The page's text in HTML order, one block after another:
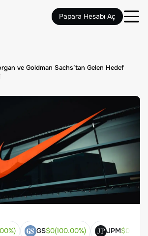
Papara Hesabı Aç
ve Goldman Sachs’tan Gelen Hedef
%) GS$0(100.00%) JPM$0